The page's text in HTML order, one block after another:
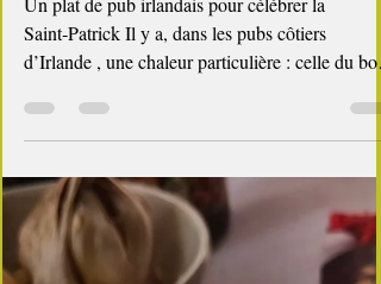
Tour d'Europe
Moules à la Guinness